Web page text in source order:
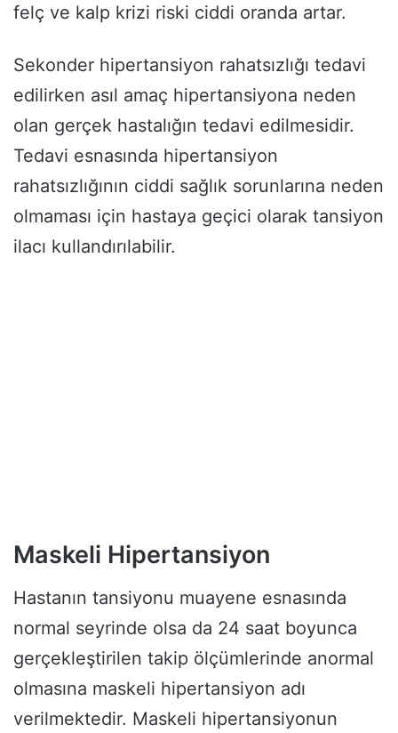
felç ve kalp krizi riski ciddi oranda artar.
Sekonder hipertansiyon rahatsızlığı tedavi
edilirken asıl amaç hipertansiyona neden
olan gerçek hastalığın tedavi edilmesidir.
Tedavi esnasında hipertansiyon
rahatsızlığının ciddi sağlık sorunlarına neden
olmaması için hastaya geçici olarak tansiyon
ilacı kullandırılabilir.
Maskeli Hipertansiyon
Hastanın tansiyonu muayene esnasında
normal seyrinde olsa da 24 saat boyunca
gerçekleştirilen takip ölçümlerinde anormal
olmasına maskeli hipertansiyon adı
verilmektedir. Maskeli hipertansiyonun